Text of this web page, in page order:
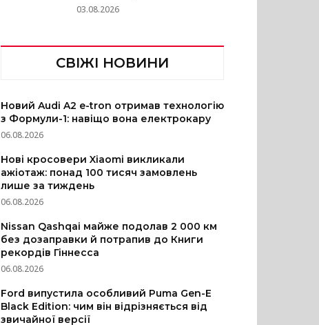
03.08.2026
СВІЖІ НОВИНИ
Новий Audi A2 e-tron отримав технологію
з Формули-1: навіщо вона електрокару
06.08.2026
Нові кросовери Xiaomi викликали
ажіотаж: понад 100 тисяч замовлень
лише за тиждень
06.08.2026
Nissan Qashqai майже подолав 2 000 км
без дозаправки й потрапив до Книги
рекордів Гіннесса
06.08.2026
Ford випустила особливий Puma Gen-E
Black Edition: чим він відрізняється від
звичайної версії